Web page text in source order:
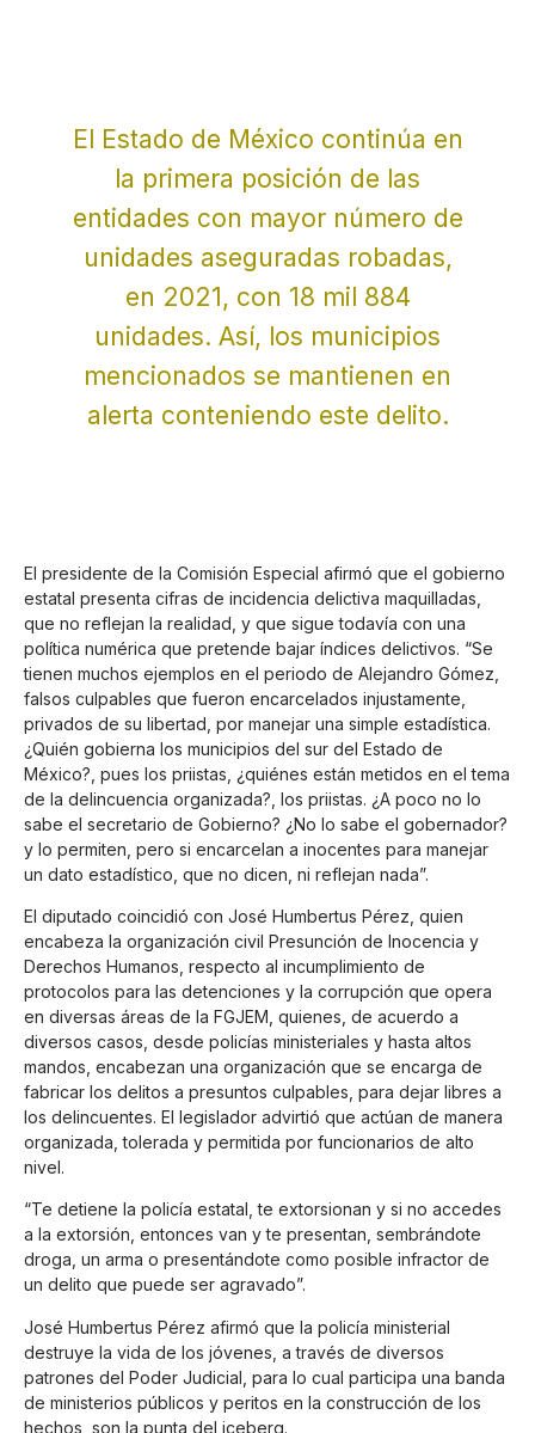
El Estado de México continúa en
la primera posición de las
entidades con mayor número de
unidades aseguradas robadas,
en 2021, con 18 mil 884
unidades. Así, los municipios
mencionados se mantienen en
alerta conteniendo este delito.
El presidente de la Comisión Especial afirmó que el gobierno
estatal presenta cifras de incidencia delictiva maquilladas,
que no reflejan la realidad, y que sigue todavía con una
política numérica que pretende bajar índices delictivos. “Se
tienen muchos ejemplos en el periodo de Alejandro Gómez,
falsos culpables que fueron encarcelados injustamente,
privados de su libertad, por manejar una simple estadística.
¿Quién gobierna los municipios del sur del Estado de
México?, pues los priistas, ¿quiénes están metidos en el tema
de la delincuencia organizada?, los priistas. ¿A poco no lo
sabe el secretario de Gobierno? ¿No lo sabe el gobernador?
y lo permiten, pero si encarcelan a inocentes para manejar
un dato estadístico, que no dicen, ni reflejan nada”.
El diputado coincidió con José Humbertus Pérez, quien
encabeza la organización civil Presunción de Inocencia y
Derechos Humanos, respecto al incumplimiento de
protocolos para las detenciones y la corrupción que opera
en diversas áreas de la FGJEM, quienes, de acuerdo a
diversos casos, desde policías ministeriales y hasta altos
mandos, encabezan una organización que se encarga de
fabricar los delitos a presuntos culpables, para dejar libres a
los delincuentes. El legislador advirtió que actúan de manera
organizada, tolerada y permitida por funcionarios de alto
nivel.
“Te detiene la policía estatal, te extorsionan y si no accedes
a la extorsión, entonces van y te presentan, sembrándote
droga, un arma o presentándote como posible infractor de
un delito que puede ser agravado”.
José Humbertus Pérez afirmó que la policía ministerial
destruye la vida de los jóvenes, a través de diversos
patrones del Poder Judicial, para lo cual participa una banda
de ministerios públicos y peritos en la construcción de los
hechos, son la punta del iceberg.